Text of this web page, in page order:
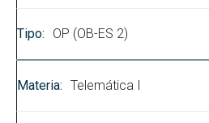
OP (OB-ES 2)
Telemática I